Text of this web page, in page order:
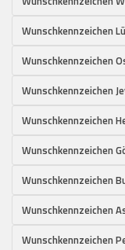
Wunschkennzeichen
Wunschkennzeichen
Wunschkennzeichen
Wunschkennzeichen
Wunschkennzeichen
Wunschkennzeichen
Wunschkennzeichen
Wunschkennzeichen